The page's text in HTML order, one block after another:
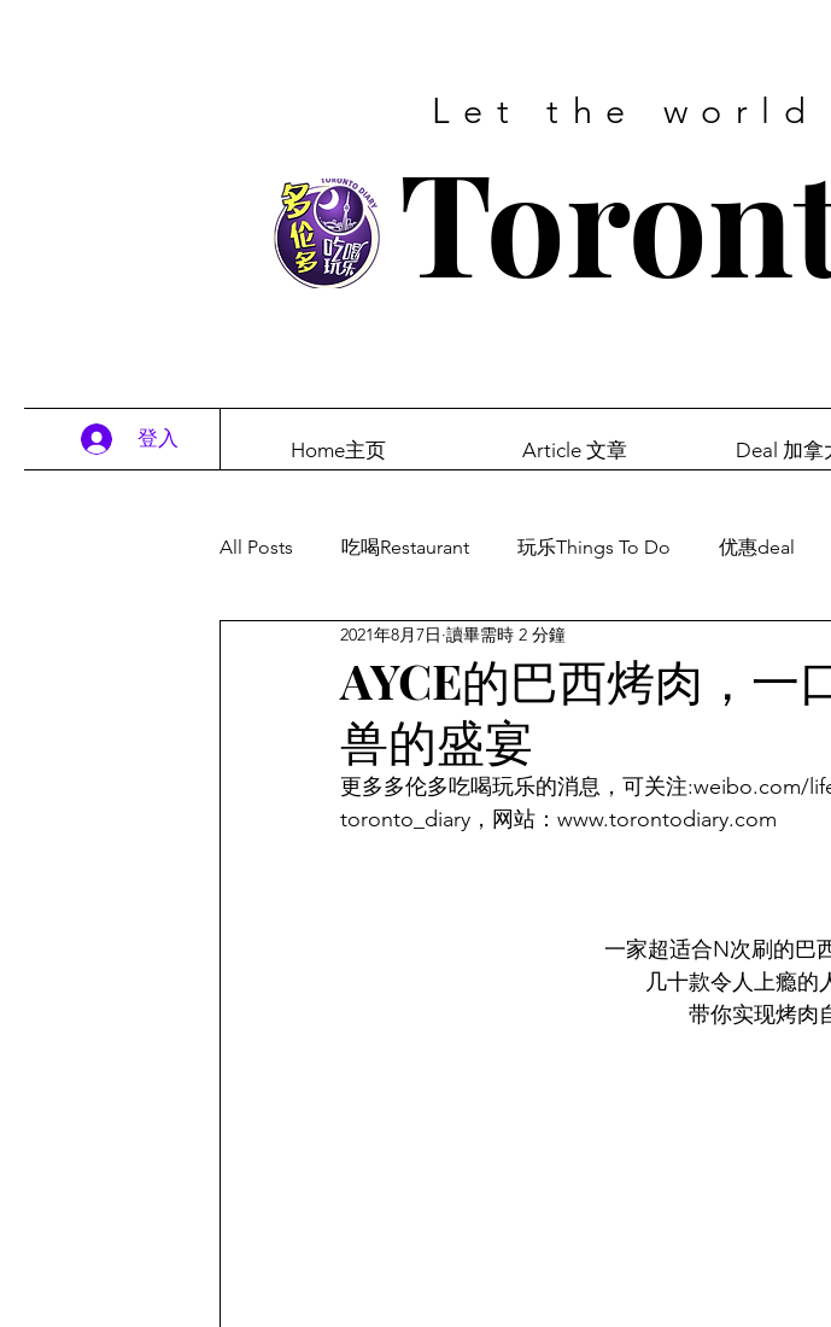
Let the world
登入 Home主页 Article 文章 Deal 加拿
All Posts 吃喝Restaurant 玩乐Things To Do 优惠deal
餐厅优惠Restaurant's Deals 潮流others
AYCE的巴西烤肉，一
兽的盛宴
2021年8月7日 讀畢需時 2 分鐘
更多多伦多吃喝玩乐的消息，可关注:weibo.com/
toronto_diary，网站：www.torontodiary.com
一家超适合N次刷的巴
几十款令人上瘾的
带你实现烤肉